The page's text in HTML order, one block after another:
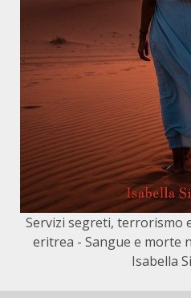
Servizi segreti, terrorismo
eritrea - Sangue e morte
Isabella